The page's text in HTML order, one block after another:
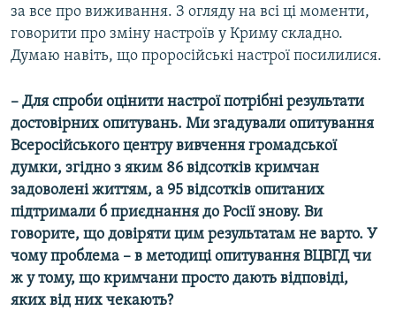
за все про виживання. З огляду на всі ці моменти,
говорити про зміну настроїв у Криму складно.
Думаю навіть, що проросійські настрої посилилися.
– Для спроби оцінити настрої потрібні результати
достовірних опитувань. Ми згадували опитування
Всеросійського центру вивчення громадської
думки, згідно з яким 86 відсотків кримчан
задоволені життям, а 95 відсотків опитаних
підтримали б приєднання до Росії знову. Ви
говорите, що довіряти цим результатам не варто. У
чому проблема – в методиці опитування ВЦВГД чи
ж у тому, що кримчани просто дають відповіді,
яких від них чекають?